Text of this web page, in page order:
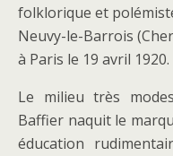
folklorique et
Neuvy-le-Barrois
à Paris le 19 avril 1920.
Le milieu très
Baffier naquit le
éducation